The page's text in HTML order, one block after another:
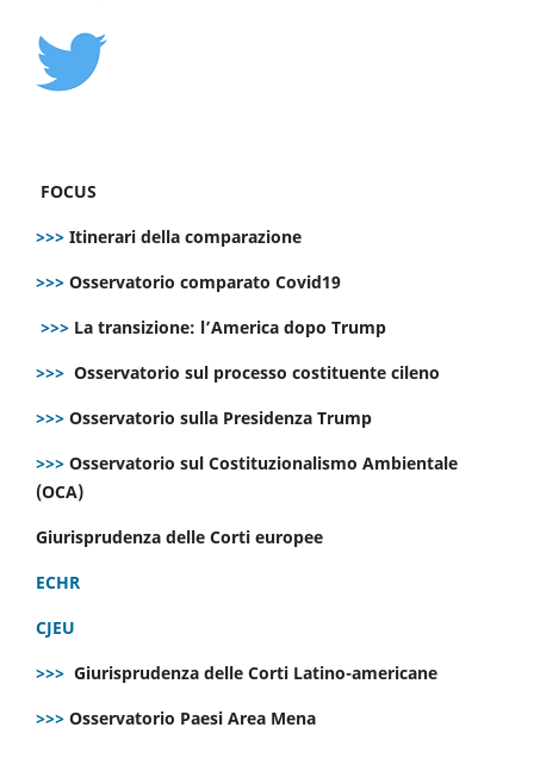
FOCUS
>>> Itinerari della comparazione
>>> Osservatorio comparato Covid19
>>> La transizione: l’America dopo Trump
>>> Osservatorio sul processo costituente cileno
>>> Osservatorio sulla Presidenza Trump
>>> Osservatorio sul Costituzionalismo Ambientale
(OCA)
Giurisprudenza delle Corti europee
ECHR
CJEU
>>> Giurisprudenza delle Corti Latino-americane
>>> Osservatorio Paesi Area Mena